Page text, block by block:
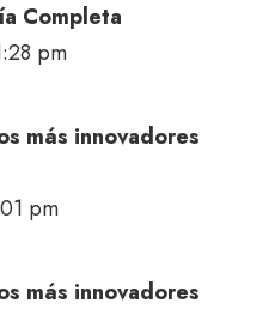
Completa
pm
más innovadores
pm
más innovadores